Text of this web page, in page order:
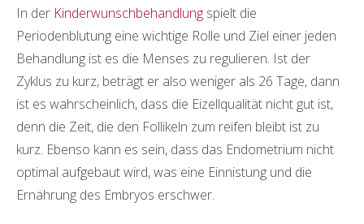
In der Kinderwunschbehandlung spielt die
Periodenblutung eine wichtige Rolle und Ziel einer jeden
Behandlung ist es die Menses zu regulieren. Ist der
Zyklus zu kurz, beträgt er also weniger als 26 Tage, dann
ist es wahrscheinlich, dass die Eizellqualität nicht gut ist,
denn die Zeit, die den Follikeln zum reifen bleibt ist zu
kurz. Ebenso kann es sein, dass das Endometrium nicht
optimal aufgebaut wird, was eine Einnistung und die
Ernährung des Embryos erschwer.